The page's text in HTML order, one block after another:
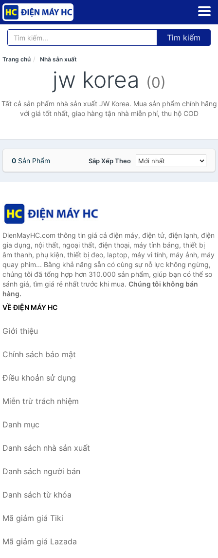
Tìm kiếm
Trang chủ Nhà sản xuất
jw korea (0)
Tất cả sản phẩm nhà sản xuất JW Korea. Mua sản phẩm chính hãng
với giá tốt nhất, giao hàng tận nhà miễn phí, thu hộ COD
0 Sản Phẩm Sắp Xếp Theo
DienMayHC.com thông tin giá cả điện máy, điện tử, điện lạnh, điện
gia dụng, nội thất, ngoại thất, điện thoại, máy tính bảng, thiết bị
âm thanh, phụ kiện, thiết bị đeo, laptop, máy vi tính, máy ảnh, máy
quay phim... Bằng khả năng sẵn có cùng sự nỗ lực không ngừng,
chúng tôi đã tổng hợp hơn 310.000 sản phẩm, giúp bạn có thể so
sánh giá, tìm giá rẻ nhất trước khi mua. Chúng tôi không bán
hàng.
VỀ ĐIỆN MÁY HC
Giới thiệu
Chính sách bảo mật
Điều khoản sử dụng
Miễn trừ trách nhiệm
Danh mục
Danh sách nhà sản xuất
Danh sách người bán
Danh sách từ khóa
Mã giảm giá Tiki
Mã giảm giá Lazada